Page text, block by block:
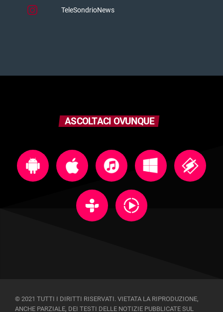
TeleSondrioNews
ASCOLTACI OVUNQUE
© 2021 TUTTI I DIRITTI RISERVATI. VIETATA LA RIPRODUZIONE,
ANCHE PARZIALE, DEI TESTI DELLE NOTIZIE PUBBLICATE SUL